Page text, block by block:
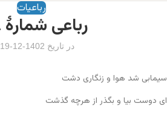
رباعیات
رباعی شمارهٔ ۱۵۸
در تاریخ 1402-12-19
سیمابی شد هوا و زنگاری دشت
ای دوست بیا و بگذر از هرچه گذشت